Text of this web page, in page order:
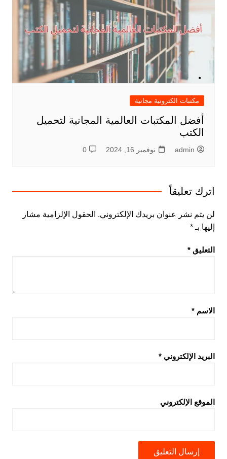
مكتبات الكترونية مجانية
أفضل المكتبات العالمية المجانية لتحميل
الكتب
admin نوفمبر 16, 2024 0
اترك تعليقاً
لن يتم نشر عنوان بريدك الإلكتروني. الحقول الإلزامية مشار
إليها بـ *
التعليق *
الاسم *
البريد الإلكتروني *
الموقع الإلكتروني